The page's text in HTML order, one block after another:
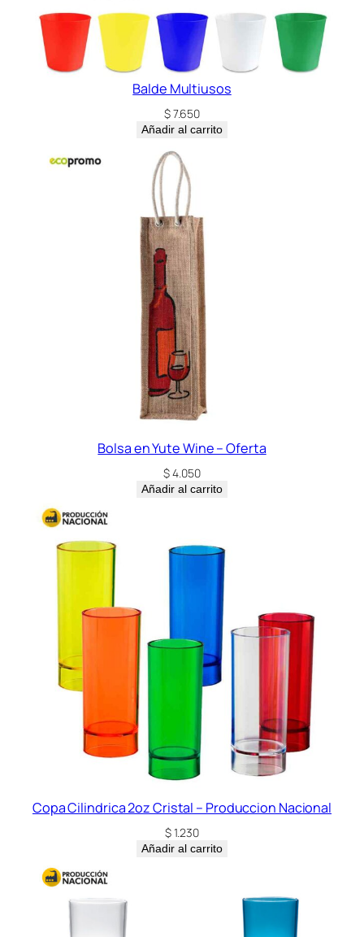
Balde Multiusos
$7.650
Añadir al carrito
Bolsa en Yute Wine – Oferta
$4.050
Añadir al carrito
Copa Cilindrica 2oz Cristal – Produccion Nacional
$1.230
Añadir al carrito